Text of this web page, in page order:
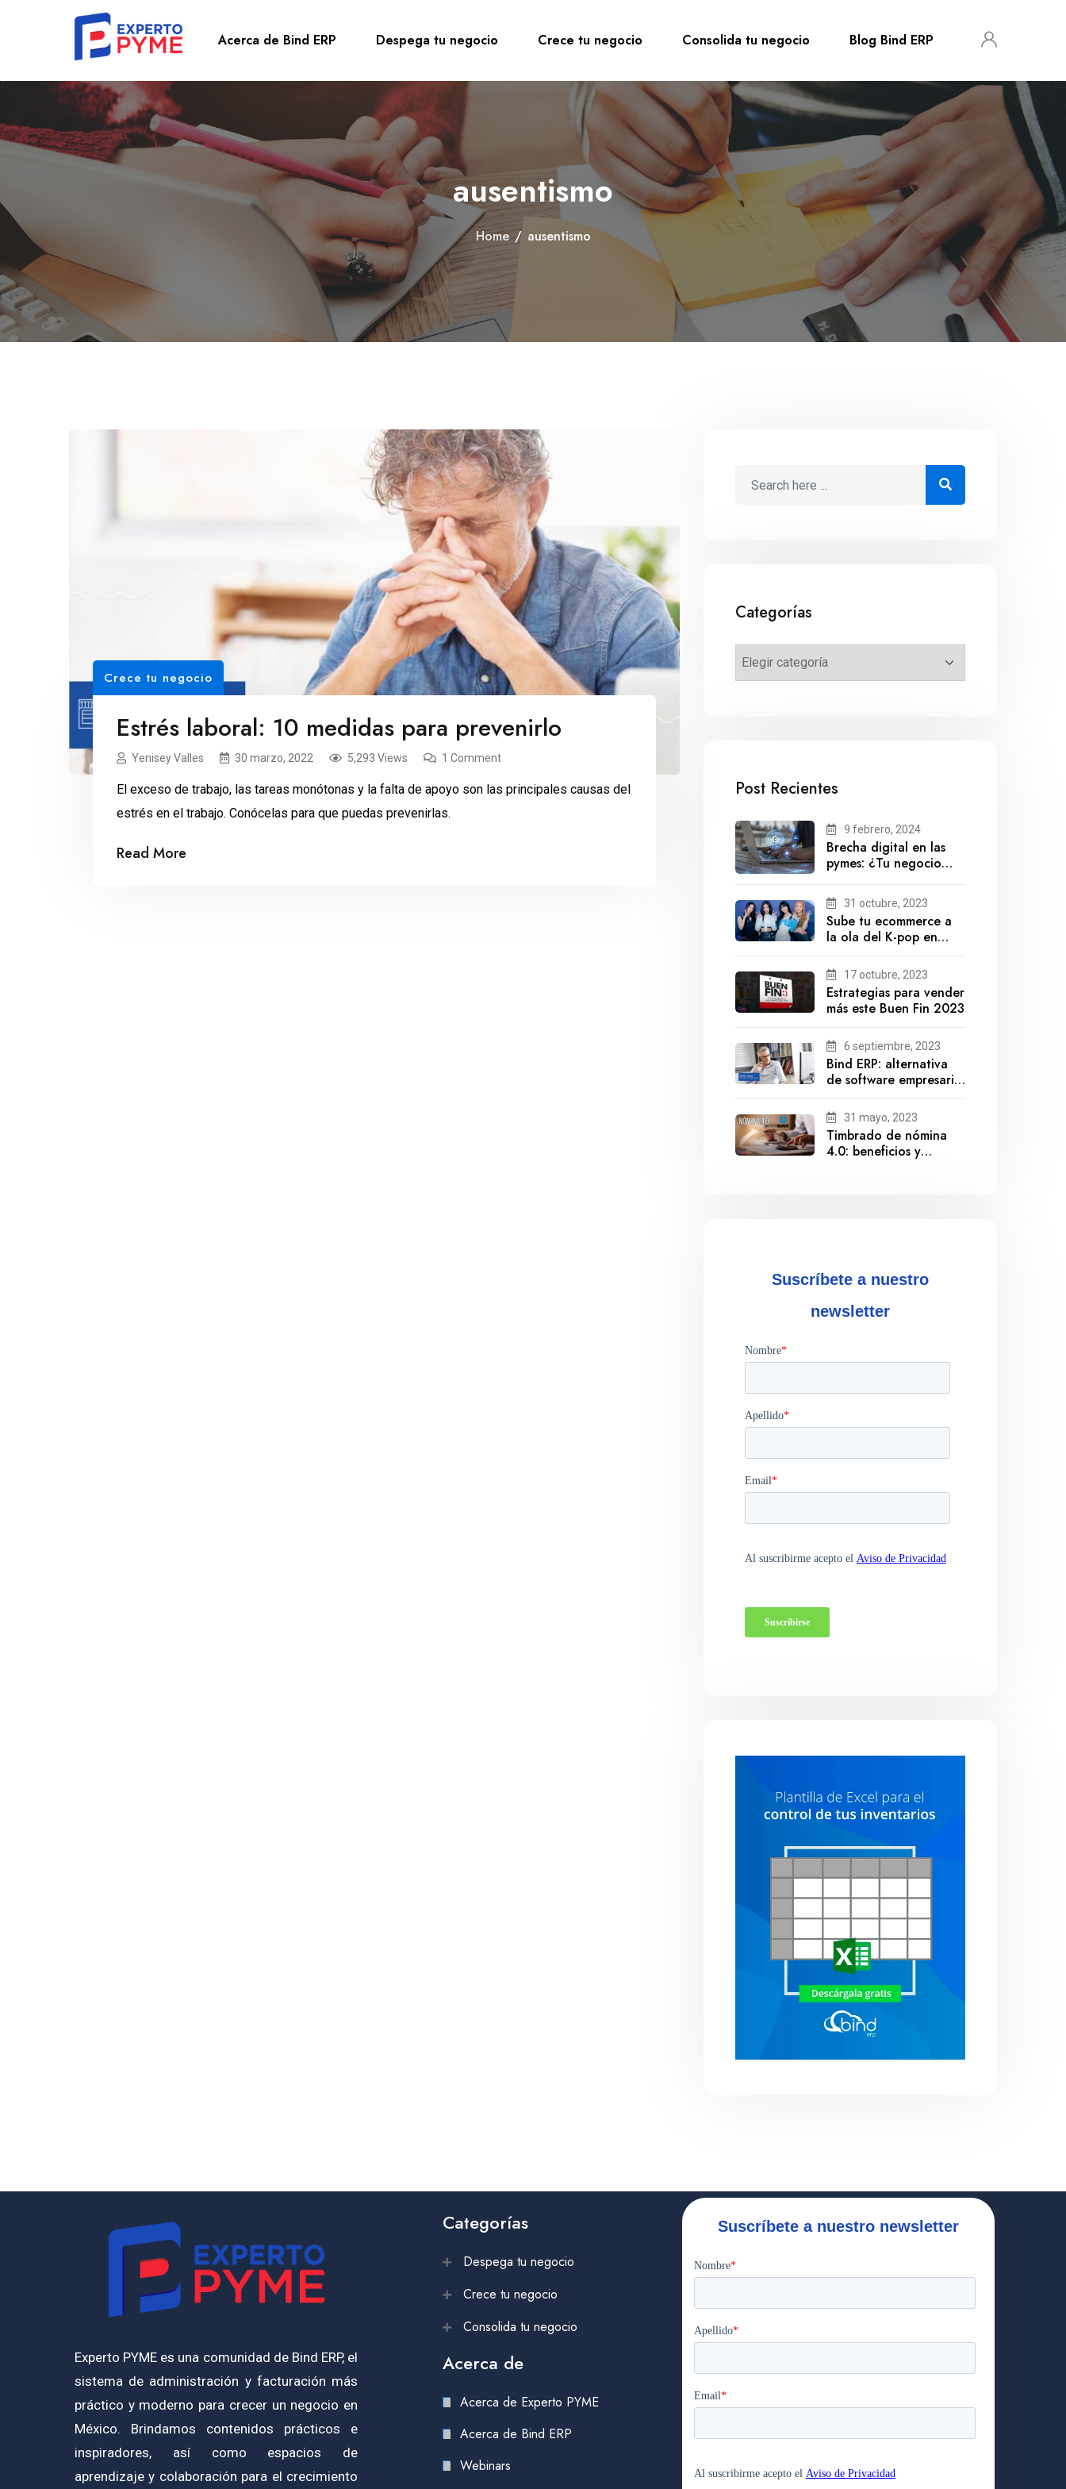
Acerca de Bind ERP Despega tu negocio Crece tu negocio Consolida tu negocio Blog Bind ERP
ausentismo
Home / ausentismo
Crece tu negocio
Estrés laboral: 10 medidas para prevenirlo
Yenisey Valles 30 marzo, 2022 5,293 Views 1 Comment
El exceso de trabajo, las tareas monótonas y la falta de apoyo son las principales causas del
estrés en el trabajo. Conócelas para que puedas prevenirlas.
Read More
Categorías
Post Recientes
9 febrero, 2024
Brecha digital en las
pymes: ¿Tu negocio
futuro?31 octubre, 2023
Sube tu ecommerce a
la ola del K-pop en
17 octubre, 2023
Estrategias para vender
más este Buen Fin 2023
6 septiembre, 2023
Bind ERP: alternativa
de software empresarial
Gestionix
31 mayo, 2023
Timbrado de nómina
4.0: beneficios y
Suscríbete a nuestro
newsletter
Experto PYME es una comunidad de Bind ERP, el
sistema de administración y facturación más
práctico y moderno para crecer un negocio en
México. Brindamos contenidos prácticos e
inspiradores, así como espacios de
aprendizaje y colaboración para el crecimiento
Categorías
Despega tu negocio
Crece tu negocio
Consolida tu negocio
Acerca de
Acerca de Experto PYME
Acerca de Bind ERP
Webinars
Suscríbete a nuestro newsletter